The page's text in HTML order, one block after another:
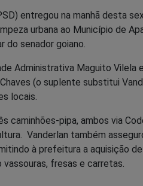
entregou na manhã desta
urbana ao Município de
do senador goiano.
Administrativa Maguito
(o suplente substitui
locais.
caminhões-pipa, ambos via
Vanderlan também
à prefeitura a aquisição
fresas e carretas.